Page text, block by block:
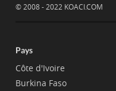
© 2008 - 2022 KOACI.COM
Pays
Côte d'Ivoire
Burkina Faso